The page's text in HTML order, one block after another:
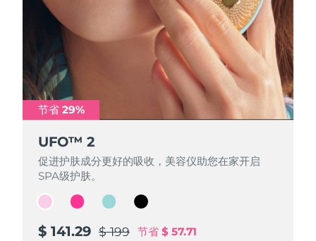
节省 29%
UFO™ 2
促进护肤成分更好的吸收，美容仪助您在家开启
SPA级护肤。
$ 141.29 $ 199 节省 $ 57.71
节省 29%
UFO™ 2
促进护肤成分更好的吸收，美容仪助您在家开启
SPA级护肤。
$ 141.29 $ 199 节省 $ 57.71
节省 29%
UFO™ 2
促进护肤成分更好的吸收，美容仪助您在家开启
SPA级护肤。
$ 141.29 $ 199 节省 $ 57.71
节省 29%
UFO™ 2
促进护肤成分更好的吸收，美容仪助您在家开启
SPA级护肤。
$ 141.29 $ 199 节省 $ 57.71